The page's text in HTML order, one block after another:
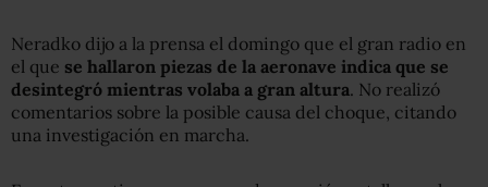
Neradko dijo a la prensa el domingo que el gran radio en
el que se hallaron piezas de la aeronave indica que se
desintegró mientras volaba a gran altura. No realizó
comentarios sobre la posible causa del choque, citando
una investigación en marcha.